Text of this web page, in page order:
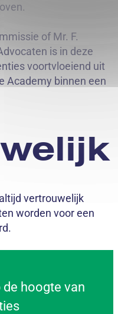
of Mr. F.
is in deze
voortvloeiend uit
Academy binnen een
vertrouwelijk
worden voor een
hoogte van